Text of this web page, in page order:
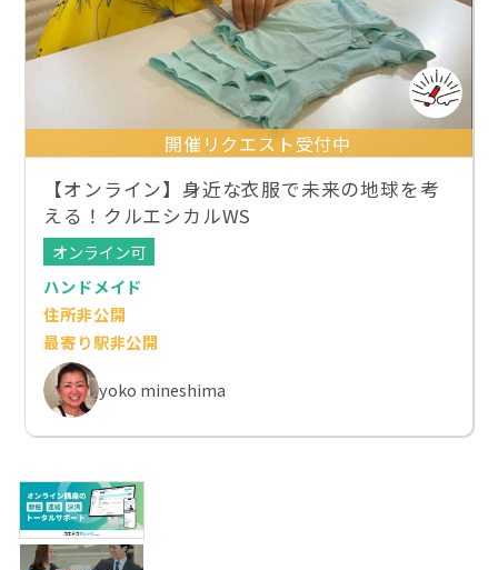
開催リクエスト受付中
【オンライン】身近な衣服で未来の地球を考
える！クルエシカルWS
オンライン可
ハンドメイド
住所非公開
最寄り駅非公開
yoko mineshima